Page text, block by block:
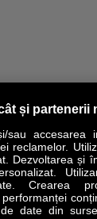
în instanţele
de mii de lei.
HI-TECH
și partenerii
sau accesarea
reclamelor.
Dezvoltarea și
Crearea
de date din